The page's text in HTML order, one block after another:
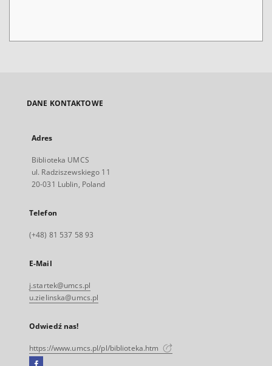
DANE KONTAKTOWE
Adres
Biblioteka UMCS
ul. Radziszewskiego 11
20-031 Lublin, Poland
Telefon
(+48) 81 537 58 93
E-Mail
j.startek@umcs.pl
u.zielinska@umcs.pl
Odwiedź nas!
https://www.umcs.pl/pl/biblioteka.htm
Facebook